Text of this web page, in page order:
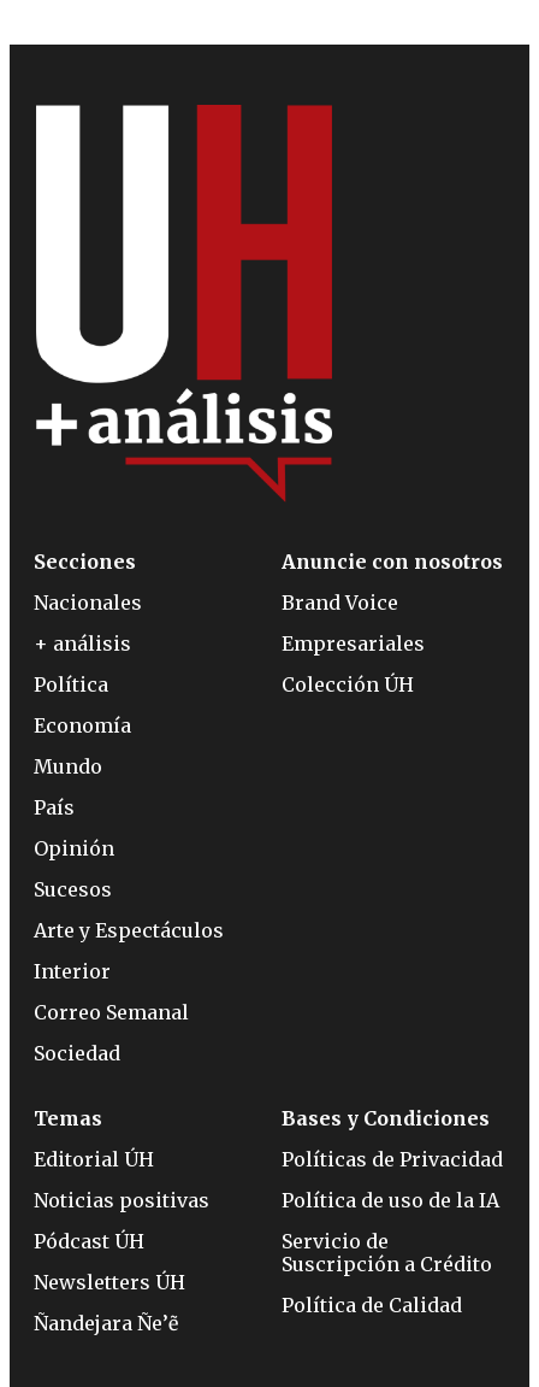
Secciones
Nacionales
+ análisis
Política
Economía
Mundo
País
Opinión
Sucesos
Arte y Espectáculos
Interior
Correo Semanal
Sociedad
Anuncie con nosotros
Brand Voice
Empresariales
Colección ÚH
Temas
Editorial ÚH
Noticias positivas
Pódcast ÚH
Newsletters ÚH
Ñandejara Ñe’ẽ
Bases y Condiciones
Políticas de Privacidad
Política de uso de la IA
Servicio de
Suscripción a Crédito
Política de Calidad